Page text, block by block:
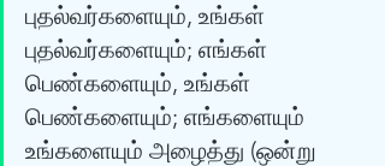
புதல்வர்களையும், உங்கள்
புதல்வர்களையும்; எங்கள்
பெண்களையும், உங்கள்
பெண்களையும்; எங்களையும்
உங்களையும் அழைத்து (ஒன்று